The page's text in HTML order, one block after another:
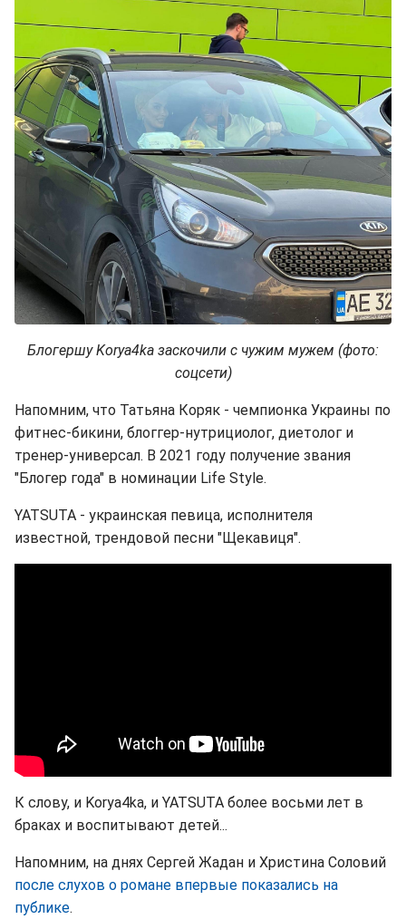
Блогершу Korya4ka заскочили с чужим мужем (фото:
соцсети)
Напомним, что Татьяна Коряк - чемпионка Украины по
фитнес-бикини, блоггер-нутрициолог, диетолог и
тренер-универсал. В 2021 году получение звания
"Блогер года" в номинации Life Style.
YATSUTA - украинская певица, исполнителя
известной, трендовой песни "Щекавиця".
К слову, и Korya4ka, и YATSUTA более восьми лет в
браках и воспитывают детей...
Напомним, на днях Сергей Жадан и Христина Соловий
после слухов о романе впервые показались на
публике.